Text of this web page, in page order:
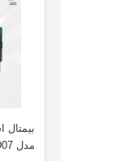
مدل LRD07